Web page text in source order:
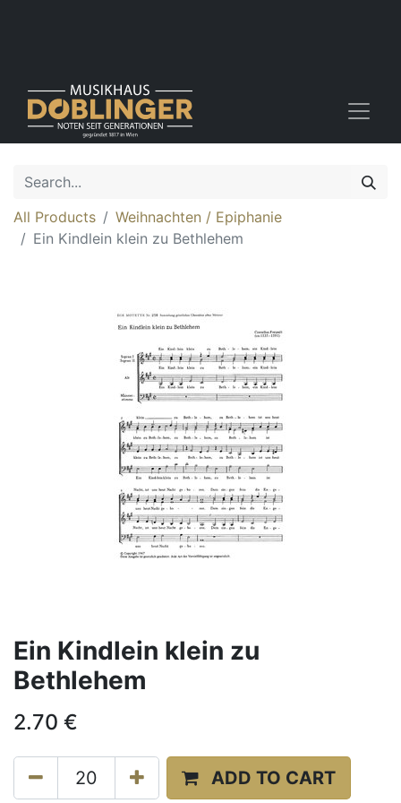
All Products
Weihnachten / Epiphanie
Ein Kindlein klein zu Bethlehem
Ein Kindlein klein zu
Bethlehem
2.70 €
ADD TO CART